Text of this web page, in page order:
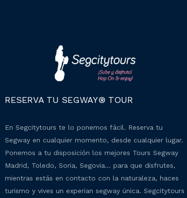
RESERVA TU SEGWAY® TOUR
En Segcitytours te lo ponemos fácil. Reserva tu
Segway en cualquier momento, desde cualquier lugar.
Ponemos a tu disposición los mejores Tours Segway
Madrid, Toledo, Soria, Segovia… para que disfrutes,
mientras estás en contacto con la naturaleza, haces
turismo y vives un experian segway única. Segcitytours